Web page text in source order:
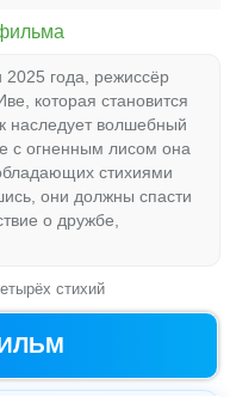
года, режиссёр
которая становится
наследует волшебный
с огненным лисом она
стихиями
они должны спасти
о дружбе,
стихий